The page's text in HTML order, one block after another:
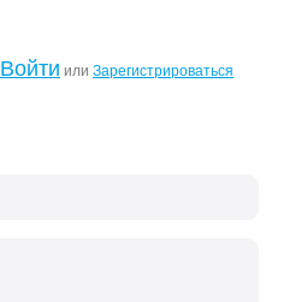
Войти или Зарегистрироваться